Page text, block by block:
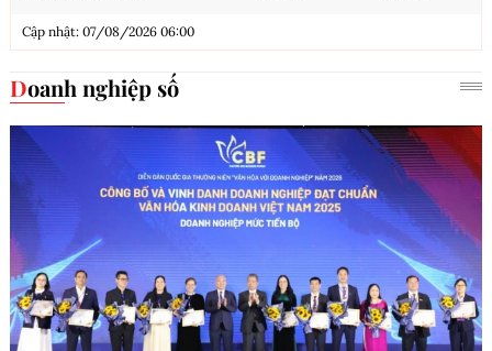
Cập nhật: 07/08/2026 06:00
Doanh nghiệp số